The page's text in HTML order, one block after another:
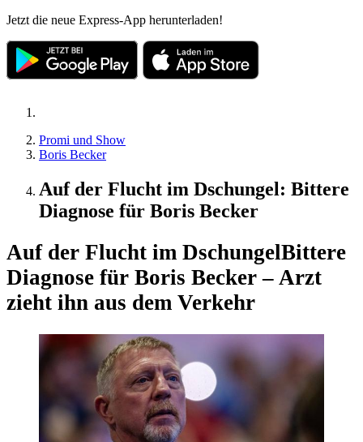
Jetzt die neue Express-App herunterladen!
Promi und Show
Boris Becker
Auf der Flucht im Dschungel: Bittere
Diagnose für Boris Becker
Auf der Flucht im DschungelBittere
Diagnose für Boris Becker – Arzt
zieht ihn aus dem Verkehr